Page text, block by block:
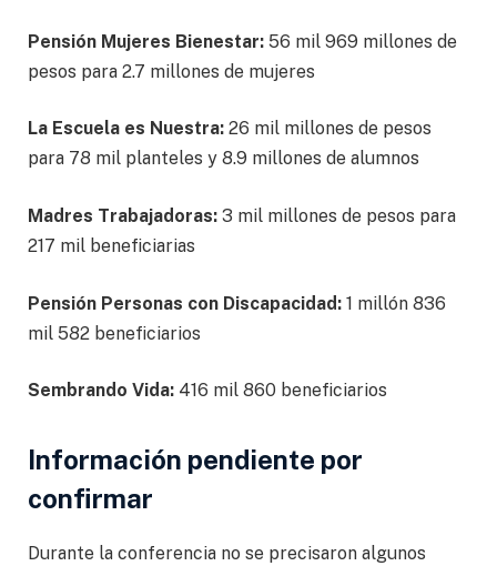
Pensión Mujeres Bienestar: 56 mil 969 millones de
pesos para 2.7 millones de mujeres
La Escuela es Nuestra: 26 mil millones de pesos
para 78 mil planteles y 8.9 millones de alumnos
Madres Trabajadoras: 3 mil millones de pesos para
217 mil beneficiarias
Pensión Personas con Discapacidad: 1 millón 836
mil 582 beneficiarios
Sembrando Vida: 416 mil 860 beneficiarios
Información pendiente por
confirmar
Durante la conferencia no se precisaron algunos